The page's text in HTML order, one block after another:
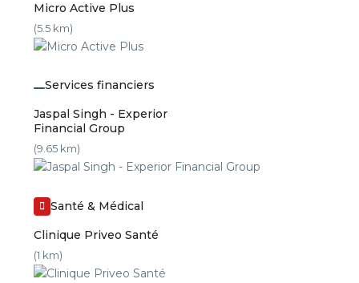
Micro Active Plus
(5.5 km)
Services financiers
Jaspal Singh - Experior
Financial Group
(9.65 km)
Santé & Médical
Clinique Priveo Santé
(1 km)